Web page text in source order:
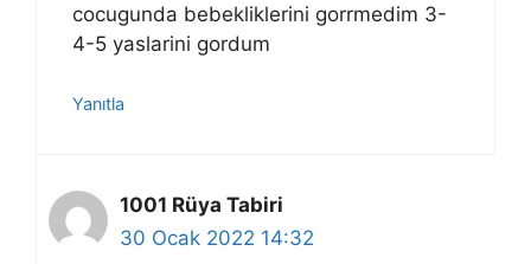
cocugunda bebekliklerini gorrmedim 3-
4-5 yaslarini gordum
Yanıtla
1001 Rüya Tabiri
30 Ocak 2022 14:32